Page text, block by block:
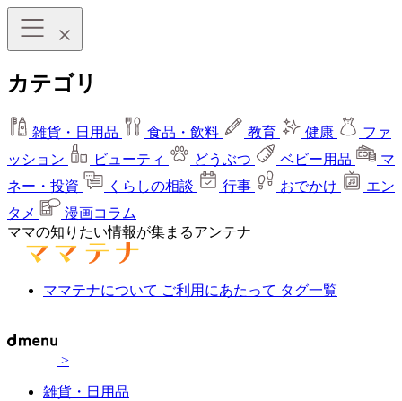
カテゴリ
雑貨・日用品 食品・飲料 教育 健康
ファ
ッション
ビューティ どうぶつ ベビー用品
マ
ネー・投資
くらしの相談 行事 おでかけ
エン
タメ
漫画コラム
ママの知りたい情報が集まるアンテナ
ママテナについて ご利用にあたって タグ一覧
>
雑貨・日用品